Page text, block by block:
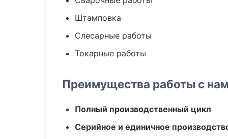
Штамповка
Слесарные работы
Токарные работы
Преимущества работы с
Полный производственный цикл
Серийное и единичное